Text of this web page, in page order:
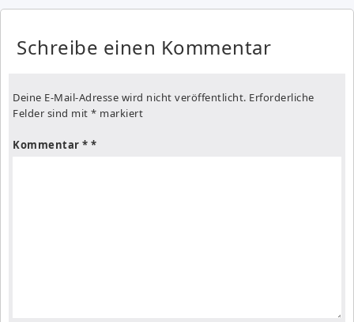
Schreibe einen Kommentar
Deine E-Mail-Adresse wird nicht veröffentlicht. Erforderliche
Felder sind mit * markiert
Kommentar *